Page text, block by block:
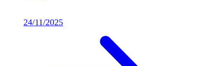
24/11/2025